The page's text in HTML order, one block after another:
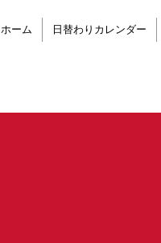
ホーム 日替わりカレンダー